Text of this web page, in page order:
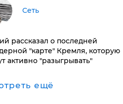
Сеть
рассказал о последней
"карте" Кремля, которую
активно "разыгрывать"
ещё